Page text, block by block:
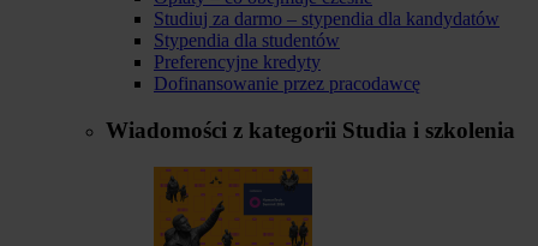
Studiuj za darmo – stypendia dla kandydatów
Stypendia dla studentów
Preferencyjne kredyty
Dofinansowanie przez pracodawcę
Wiadomości z kategorii Studia i szkolenia